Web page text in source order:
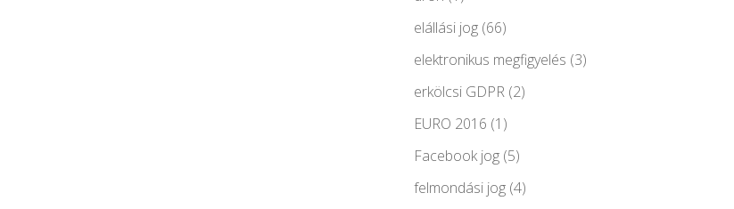
elállási jog(66)
elektronikus megfigyelés (3)
erkölcsi GDPR(2)
EURO 2016 (1)
Facebook jog(5)
felmondási jog(4)